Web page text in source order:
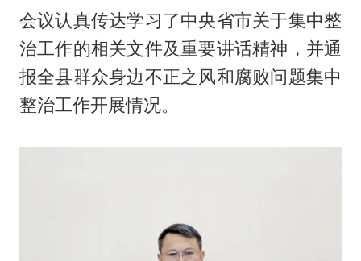
会议认真传达学习了中央省市关于集中整
治工作的相关文件及重要讲话精神，并通
报全县群众身边不正之风和腐败问题集中
整治工作开展情况。